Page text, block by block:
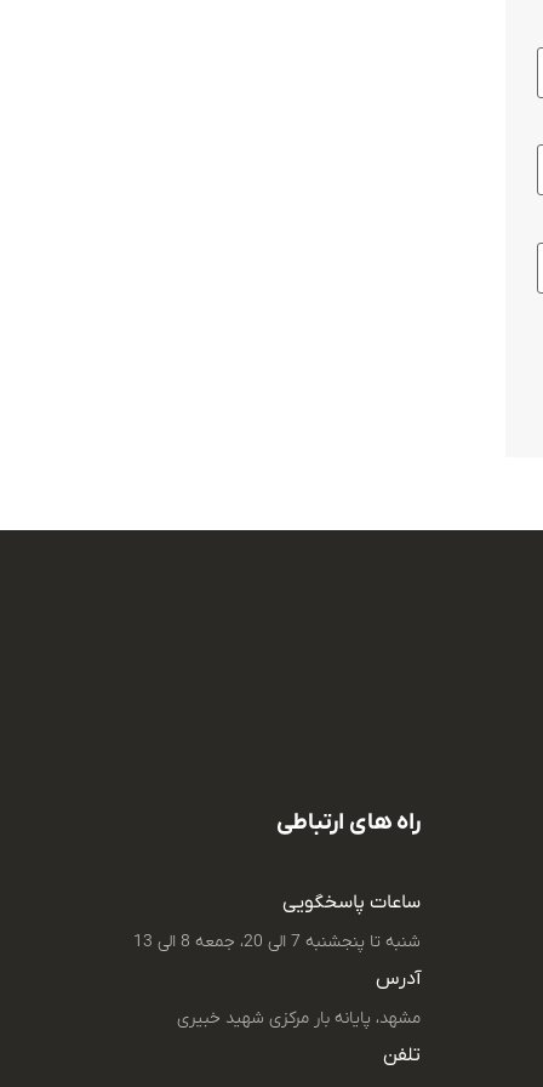
راه های ارتباطی
ساعات پاسخگویی
شنبه تا پنجشنبه 7 الی 20، جمعه 8 الی 13
آدرس
مشهد، پایانه بار مرکزی شهید خبیری
تلفن